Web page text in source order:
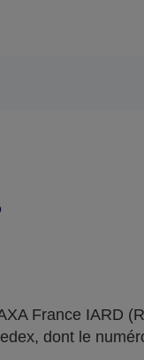
France IARD
dont le